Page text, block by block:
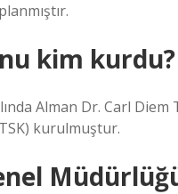
kim kurdu?
Alman Dr. Carl
kurulmuştur.